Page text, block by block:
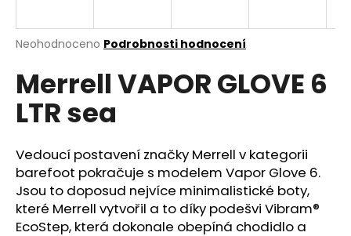
Průměrné
produktu
je
0,0
hvězdiček.
Neohodnoceno Podrobnosti hodnocení
Merrell VAPOR GLOVE 6
LTR sea
Vedoucí postavení značky Merrell v kategorii
barefoot pokračuje s modelem Vapor Glove 6.
Jsou to doposud nejvíce minimalistické boty,
které Merrell vytvořil a to díky podešvi Vibram®
EcoStep, která dokonale obepíná chodidlo a
j
t
?
HLEDAT